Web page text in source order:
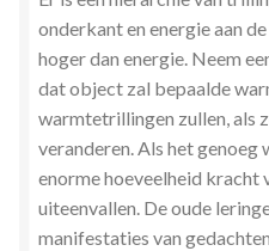
onderkant en energie aan
hoger dan energie. Neem
dat object zal bepaalde
warmtetrillingen zullen, als
veranderen. Als het genoeg
enorme hoeveelheid kracht
uiteenvallen. De oude
manifestaties van